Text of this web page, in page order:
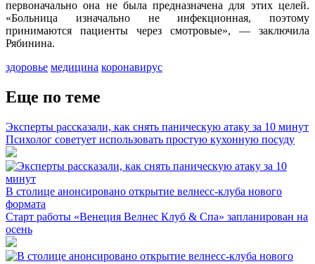
первоначально она не была предназначена для этих целей.
«Больница изначально не инфекционная, поэтому
принимаются пациенты через смотровые», — заключила
Рябинина.
здоровье медицина коронавирус
Еще по теме
Эксперты рассказали, как снять паническую атаку за 10 минут
Психолог советует использовать простую кухонную посуду
В столице анонсировано открытие велнесс-клуба нового
формата
Старт работы «Венеция Велнес Клуб & Спа» запланирован на
осень